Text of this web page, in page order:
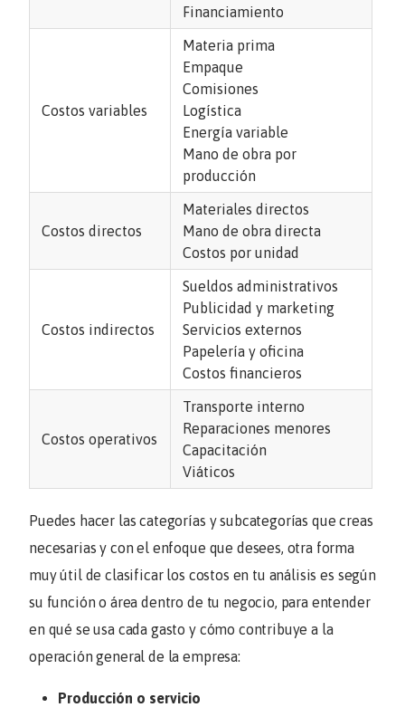
Financiamiento
Costos variables
Materia prima
Empaque
Comisiones
Logística
Energía variable
Mano de obra por
producción
Costos directos
Materiales directos
Mano de obra directa
Costos por unidad
Costos indirectos
Sueldos administrativos
Publicidad y marketing
Servicios externos
Papelería y oficina
Costos financieros
Costos operativos
Transporte interno
Reparaciones menores
Capacitación
Viáticos
Puedes hacer las categorías y subcategorías que creas
necesarias y con el enfoque que desees, otra forma
muy útil de clasificar los costos en tu análisis es según
su función o área dentro de tu negocio, para entender
en qué se usa cada gasto y cómo contribuye a la
operación general de la empresa:
Producción o servicio